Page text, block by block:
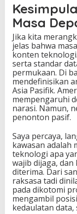
Masa
Jika kita
jelas bahwa
konten
serta standar
permukaan. Di
mendefinisikan
Asia Pasifik.
mempengaruhi
narasi. Namun,
penonton pasif.
Saya percaya,
kawasan adalah
teknologi apa
wajib dijaga, dan
diterima. Dari
raksasa tadi
pada dikotomi
mengambil
kedaulatan